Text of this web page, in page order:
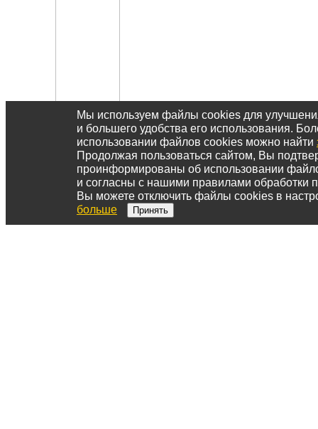
Мы используем файлы cookies для
и большего удобства его использования.
использовании файлов cookies можно найти
Продолжая пользоваться сайтом, Вы
проинформированы об использовании
и согласны с нашими правилами обработки
Вы можете отключить файлы cookies в
больше
Принять